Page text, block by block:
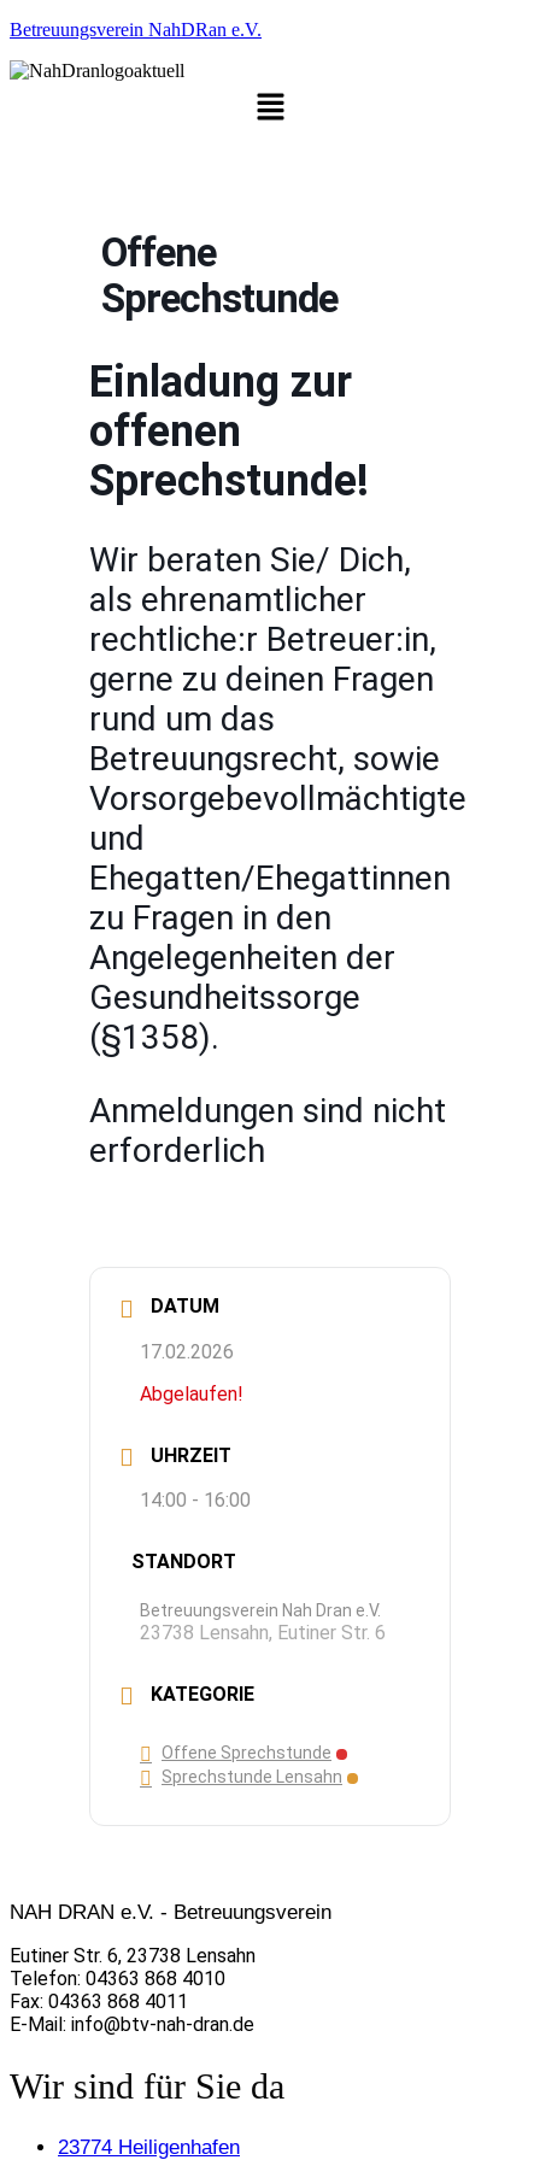
Zum
springen
Betreuungsverein NahDRan e.V.
Menü
Offene
Sprechstunde
Einladung zur
offenen
Sprechstunde!
Wir beraten Sie/ Dich,
als ehrenamtlicher
rechtliche:r Betreuer:in,
gerne zu deinen Fragen
rund um das
Betreuungsrecht, sowie
Vorsorgebevollmächtigte
und
Ehegatten/Ehegattinnen
zu Fragen in den
Angelegenheiten der
Gesundheitssorge
(§1358).
Anmeldungen sind nicht
erforderlich
DATUM
17.02.2026
Abgelaufen!
UHRZEIT
14:00 - 16:00
STANDORT
Betreuungsverein Nah Dran e.V.
23738 Lensahn, Eutiner Str. 6
KATEGORIE
Offene Sprechstunde
Sprechstunde Lensahn
NAH DRAN e.V. - Betreuungsverein
Eutiner Str. 6, 23738 Lensahn
Telefon: 04363 868 4010
Fax: 04363 868 4011
E-Mail: info@btv-nah-dran.de
Wir sind für Sie da
23774 Heiligenhafen